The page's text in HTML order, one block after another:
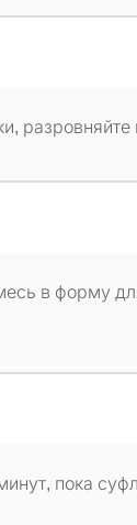
разровняйте
в форму
пока